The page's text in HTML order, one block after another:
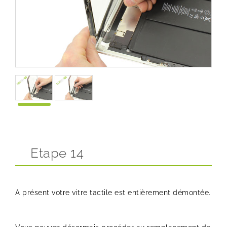
Etape 14
A présent votre vitre tactile est entièrement démontée.